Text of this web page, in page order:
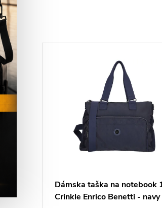
Dámska taška na notebook
Crinkle Enrico Benetti - navy